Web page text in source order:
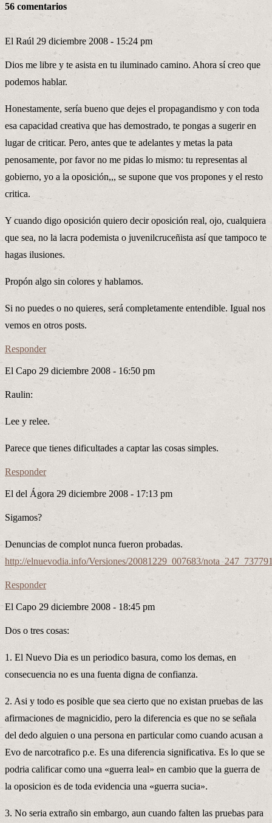
56 comentarios
El Raúl 29 diciembre 2008 - 15:24 pm
Dios me libre y te asista en tu iluminado camino. Ahora sí creo que
podemos hablar.
Honestamente, sería bueno que dejes el propagandismo y con toda
esa capacidad creativa que has demostrado, te pongas a sugerir en
lugar de criticar. Pero, antes que te adelantes y metas la pata
penosamente, por favor no me pidas lo mismo: tu representas al
gobierno, yo a la oposición,,, se supone que vos propones y el resto
critica.
Y cuando digo oposición quiero decir oposición real, ojo, cualquiera
que sea, no la lacra podemista o juvenilcruceñista así que tampoco te
hagas ilusiones.
Propón algo sin colores y hablamos.
Si no puedes o no quieres, será completamente entendible. Igual nos
vemos en otros posts.
Responder
El Capo 29 diciembre 2008 - 16:50 pm
Raulin:
Lee y relee.
Parece que tienes dificultades a captar las cosas simples.
Responder
El del Ágora 29 diciembre 2008 - 17:13 pm
Sigamos?
Denuncias de complot nunca fueron probadas.
http://elnuevodia.info/Versiones/20081229_007683/
Responder
El Capo 29 diciembre 2008 - 18:45 pm
Dos o tres cosas:
1. El Nuevo Dia es un periodico basura, como los demas, en
consecuencia no es una fuenta digna de confianza.
2. Asi y todo es posible que sea cierto que no existan pruebas de las
afirmaciones de magnicidio, pero la diferencia es que no se señala
del dedo alguien o una persona en particular como cuando acusan a
Evo de narcotrafico p.e. Es una diferencia significativa. Es lo que se
podria calificar como una «guerra leal» en cambio que la guerra de
la oposicion es de toda evidencia una «guerra sucia».
3. No seria extraño sin embargo, aun cuando falten las pruebas para